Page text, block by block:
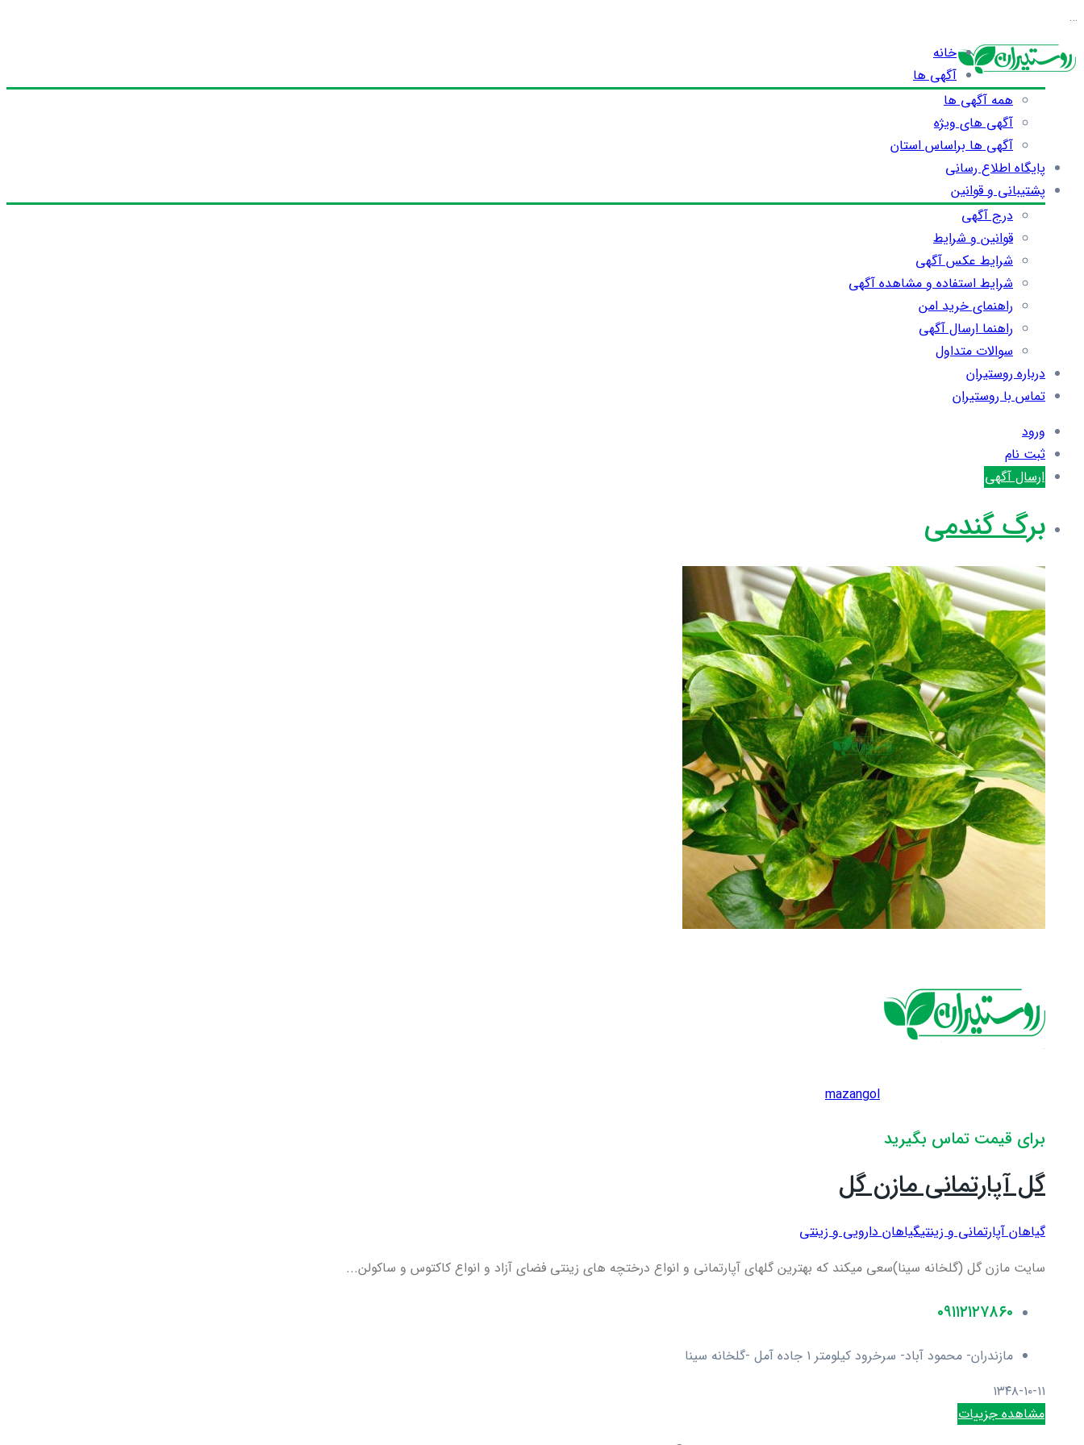
…
خانه
آگهی ها
همه آگهی ها
آگهی های ویژه
آگهی ها براساس استان
پایگاه اطلاع رسانی
پشتیبانی و قوانین
درج آگهی
قوانین و شرایط
شرایط عکس آگهی
شرایط استفاده و مشاهده آگهی
راهنمای خرید امن
راهنما ارسال آگهی
سوالات متداول
درباره روستیران
تماس با روستیران
ورود
ثبت نام
ارسال آگهی
برگ گندمی
mazangol
برای قیمت تماس بگیرید
گل آپارتمانی مازن گل
گیاهان آپارتمانی و زینتیگیاهان دارویی و زینتی
سایت مازن گل (گلخانه سینا)سعی میکند که بهترین گلهای آپارتمانی و انواع درختچه های زینتی فضای آزاد و انواع کاکتوس و ساکولن...
۰۹۱۱۲۱۲۷۸۶۰
مازندران- محمود آباد- سرخرود کیلومتر ۱ جاده آمل -گلخانه سینا
۱۳۴۸-۱۰-۱۱
مشاهده جزییات